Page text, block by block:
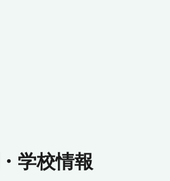
学校情報